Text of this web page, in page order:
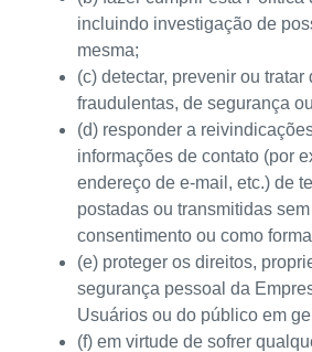
incluindo investigação de
mesma;
(c) detectar, prevenir ou tratar
fraudulentas, de segurança
(d) responder a
informações de contato (por
endereço de e-mail, etc.) de
postadas ou transmitidas
consentimento ou como
(e) proteger os direitos,
segurança pessoal da
Usuários ou do público em
(f) em virtude de sofrer